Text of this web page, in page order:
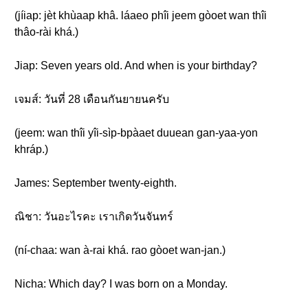
(jíiap: jèt khùaap khâ. láaeo phîi jeem gòoet wan thîi
thâo-rài khá.)
Jiap: Seven years old. And when is your birthday?
เจมส์: วันที่ 28 เดือนกันยายนครับ
(jeem: wan thîi yîi-sìp-bpàaet duuean gan-yaa-yon
khráp.)
James: September twenty-eighth.
ณิชา: วันอะไรคะ เราเกิดวันจันทร์
(ní-chaa: wan à-rai khá. rao gòoet wan-jan.)
Nicha: Which day? I was born on a Monday.